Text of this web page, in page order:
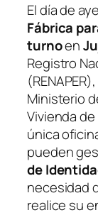
El día de
Fábrica
turnoen
Registro
(RENAPER)
Ministerio
Vivienda
única
pueden
de
necesidad
realice su